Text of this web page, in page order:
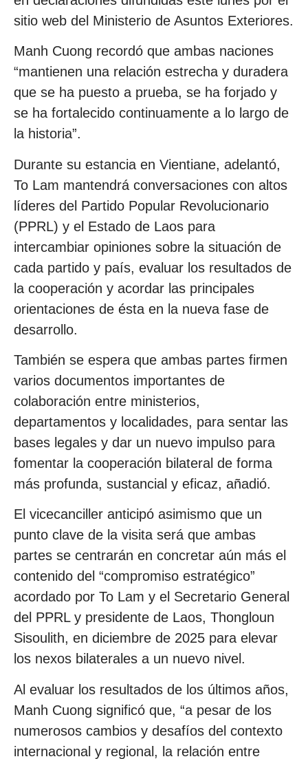
sitio web del Ministerio de Asuntos Exteriores.
Manh Cuong recordó que ambas naciones
“mantienen una relación estrecha y duradera
que se ha puesto a prueba, se ha forjado y
se ha fortalecido continuamente a lo largo de
la historia”.
Durante su estancia en Vientiane, adelantó,
To Lam mantendrá conversaciones con altos
líderes del Partido Popular Revolucionario
(PPRL) y el Estado de Laos para
intercambiar opiniones sobre la situación de
cada partido y país, evaluar los resultados de
la cooperación y acordar las principales
orientaciones de ésta en la nueva fase de
desarrollo.
También se espera que ambas partes firmen
varios documentos importantes de
colaboración entre ministerios,
departamentos y localidades, para sentar las
bases legales y dar un nuevo impulso para
fomentar la cooperación bilateral de forma
más profunda, sustancial y eficaz, añadió.
El vicecanciller anticipó asimismo que un
punto clave de la visita será que ambas
partes se centrarán en concretar aún más el
contenido del “compromiso estratégico”
acordado por To Lam y el Secretario General
del PPRL y presidente de Laos, Thongloun
Sisoulith, en diciembre de 2025 para elevar
los nexos bilaterales a un nuevo nivel.
Al evaluar los resultados de los últimos años,
Manh Cuong significó que, “a pesar de los
numerosos cambios y desafíos del contexto
internacional y regional, la relación entre